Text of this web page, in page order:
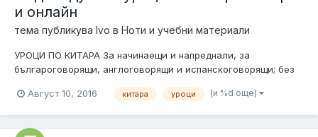
и онлайн
тема публикува Ivo в Ноти и учебни материали
УРОЦИ ПО КИТАРА За начинаещи и напреднали, за
българоговорящи, англоговорящи и испанскоговорящи; без
на който всеки човек поне веднъж в живота си е поискал да
се, правят купона покрай...
Август 10, 2016 китара уроци (и %d още)